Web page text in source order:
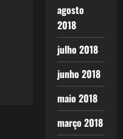
agosto
2018
julho 2018
junho 2018
maio 2018
março 2018